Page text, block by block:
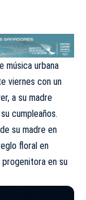
música urbana
viernes con un
a su madre
cumpleaños.
su madre en
floral en
progenitora en su